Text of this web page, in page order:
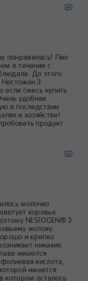
понравилась! Пил
в течении с
До этого
3
если смесь купить
удобная
в последствии
и хозяйстве!
продукт
молочко
коровье
NESTOGEN® 3
молоку.
и крепко
никаких
имеются
кислота,
имеется
котором осталось